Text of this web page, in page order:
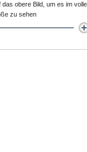
das obere Bild, um es im
zu sehen